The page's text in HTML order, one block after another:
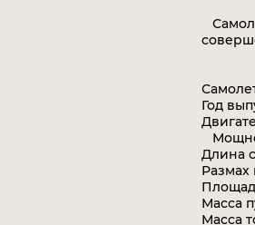
Год
Длина
Размах
Масса
Масса